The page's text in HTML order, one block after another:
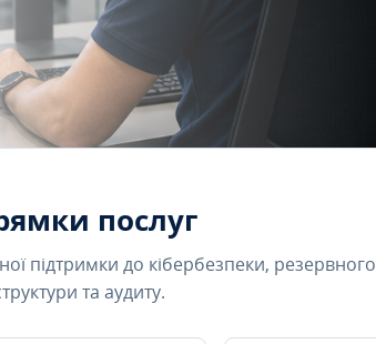
послуг
підтримки до кібербезпеки, резервного
та аудиту.